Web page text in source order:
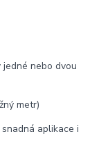
nebo dvou
metr)
aplikace i